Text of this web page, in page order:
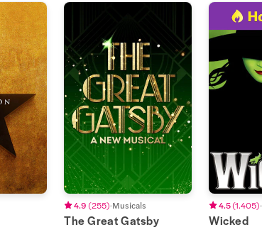
4.9(255) Musicals
The Great Gatsby
4.5(1.405)
Wicked